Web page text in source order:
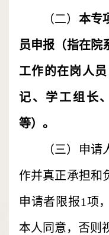
（二） 本专
员申报（指在院
工作的在岗人
记、学工组长
等）。
（三）申
作并真正承担和
申请者限报1项
本人同意，否则